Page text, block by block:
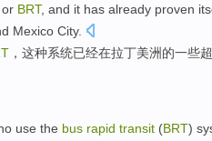
or BRT, and it has already proven
Mexico City.
，这种系统已经在拉丁美洲的一些
use the bus rapid transit (BRT)